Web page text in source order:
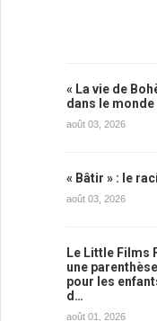
« La vie de
dans le monde
août 03, 2026
« Bâtir » : le
août 03, 2026
Le Little Films
une
pour les
d…
août 01, 2026